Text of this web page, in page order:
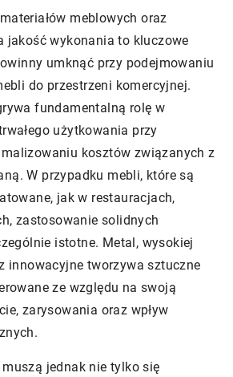
meblowych oraz
jakość wykonania to kluczowe
umknąć przy podejmowaniu
do przestrzeni komercyjnej.
fundamentalną rolę w
użytkowania przy
kosztów związanych z
W przypadku mebli, które są
jak w restauracjach,
zastosowanie solidnych
istotne. Metal, wysokiej
innowacyjne tworzywa sztuczne
ze względu na swoją
zarysowania oraz wpływ
muszą jednak nie tylko się